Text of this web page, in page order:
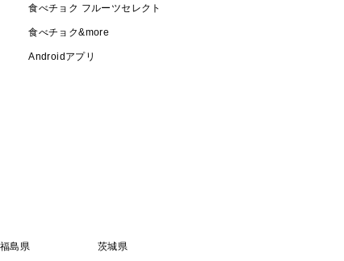
食べチョク フルーツセレクト
食べチョク&more
Androidアプリ
福島県
茨城県